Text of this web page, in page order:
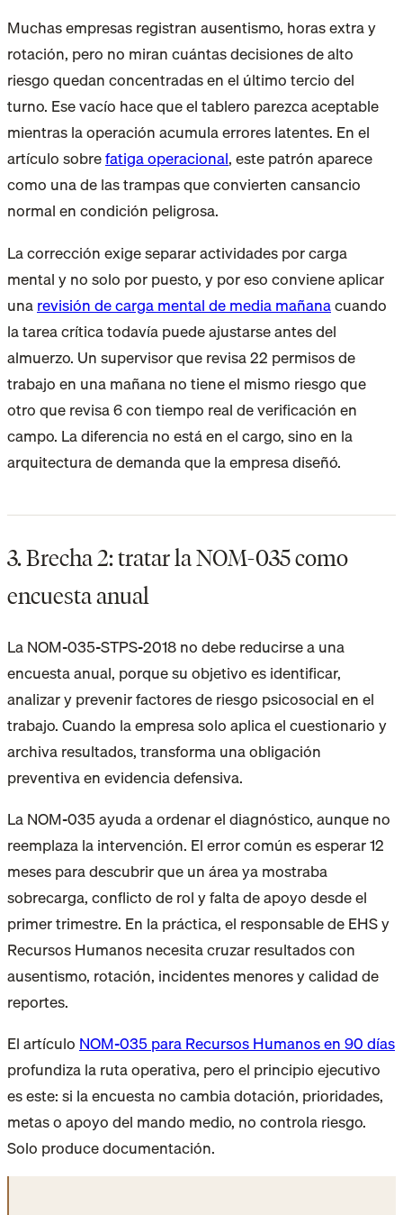
Muchas empresas registran ausentismo, horas extra y
rotación, pero no miran cuántas decisiones de alto
riesgo quedan concentradas en el último tercio del
turno. Ese vacío hace que el tablero parezca aceptable
mientras la operación acumula errores latentes. En el
artículo sobrefatiga operacional, este patrón aparece
como una de las trampas que convierten cansancio
normal en condición peligrosa.
La corrección exige separar actividades por carga
mental y no solo por puesto, y por eso conviene aplicar
unarevisión de carga mental de media mañanacuando
la tarea crítica todavía puede ajustarse antes del
almuerzo. Un supervisor que revisa 22 permisos de
trabajo en una mañana no tiene el mismo riesgo que
otro que revisa 6 con tiempo real de verificación en
campo. La diferencia no está en el cargo, sino en la
arquitectura de demanda que la empresa diseñó.
3. Brecha 2: tratar la NOM-035 como
encuesta anual
La NOM-035-STPS-2018 no debe reducirse a una
encuesta anual, porque su objetivo es identificar,
analizar y prevenir factores de riesgo psicosocial en el
trabajo. Cuando la empresa solo aplica el cuestionario y
archiva resultados, transforma una obligación
preventiva en evidencia defensiva.
La NOM-035 ayuda a ordenar el diagnóstico, aunque no
reemplaza la intervención. El error común es esperar 12
meses para descubrir que un área ya mostraba
sobrecarga, conflicto de rol y falta de apoyo desde el
primer trimestre. En la práctica, el responsable de EHS y
Recursos Humanos necesita cruzar resultados con
ausentismo, rotación, incidentes menores y calidad de
reportes.
El artículo NOM-035 para Recursos Humanos en 90 días
profundiza la ruta operativa, pero el principio ejecutivo
es este: si la encuesta no cambia dotación, prioridades,
metas o apoyo del mando medio, no controla riesgo.
Solo produce documentación.